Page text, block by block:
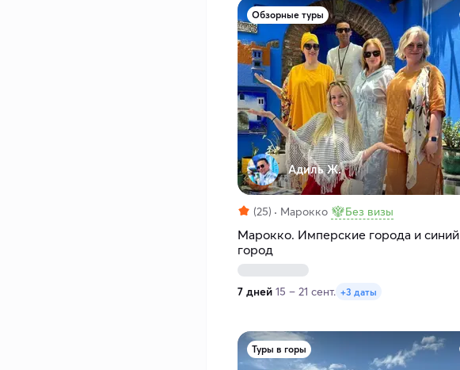
Обзорные туры
Адиль Ж.
(25) Марокко Без визы
Марокко. Имперские города и синий
город
7 дней 15 – 21 сент. +3 даты
Туры в горы